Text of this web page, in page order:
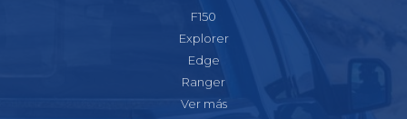
F150
Explorer
Edge
Ranger
Ver más